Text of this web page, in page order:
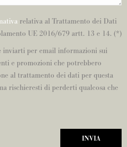
relativa al Trattamento dei Dati
UE 2016/679 artt. 13 e 14. (*)
inviarti per email informazioni sui
e promozioni che potrebbero
al trattamento dei dati per questa
rischieresti di perderti qualcosa che